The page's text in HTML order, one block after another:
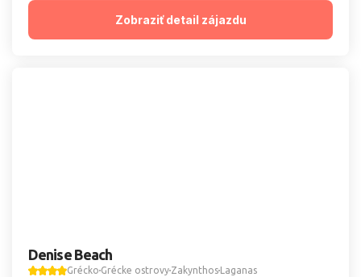
Zobraziť detail zájazdu
Denise Beach
Grécko Grécke ostrovy Zakynthos Laganas